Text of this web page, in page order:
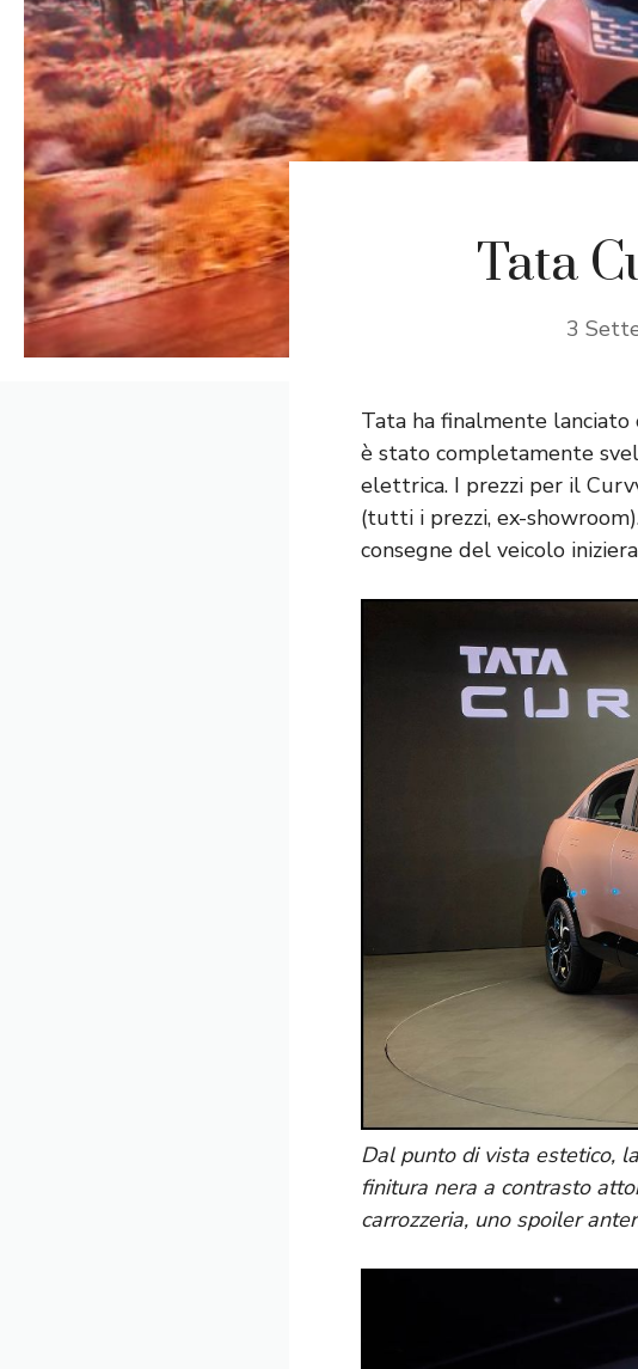
Tata
3
Tata ha finalmente
è stato completamente
elettrica. I prezzi per il
(tutti i prezzi, ex-
consegne del veicolo
Dal punto di vista estetico,
finitura nera a contrasto
carrozzeria, uno spoiler